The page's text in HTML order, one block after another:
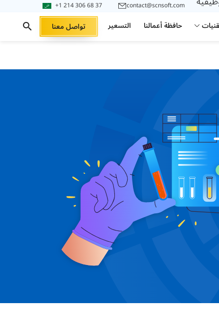
contact@scnsoft.com
+1 214 306 68 37
حافظة أعمالنا التسعير تواصل معنا